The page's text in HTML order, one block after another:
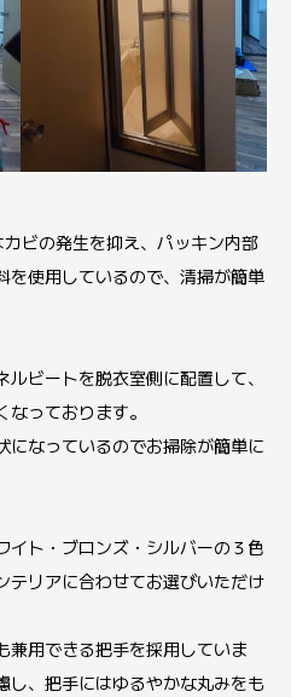
ビの発生を抑え、パッキン内部
を使用しているので、清掃が簡単
ビートを脱衣室側に配置して、
っております。
になっているのでお掃除が簡単に
イト・ブロンズ・シルバーの３色
テリアに合わせてお選びいただけ
兼用できる把手を採用していま
し、把手にはゆるやかな丸みをも